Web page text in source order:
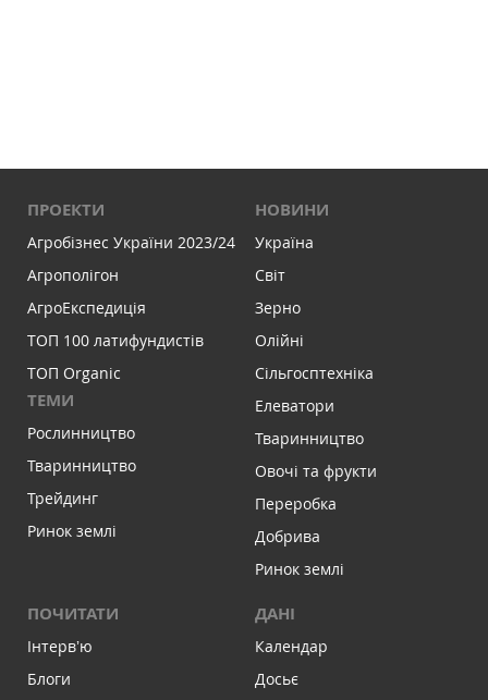
ПРОЕКТИ
Агробізнес України 2023/24
Агрополігон
АгроЕкспедиція
ТОП 100 латифундистів
ТОП Organic
ТЕМИ
Рослинництво
Тваринництво
Трейдинг
Ринок землі
НОВИНИ
Україна
Світ
Зерно
Олійні
Сільгосптехніка
Елеватори
Тваринництво
Овочі та фрукти
Переробка
Добрива
Ринок землі
ПОЧИТАТИ
Інтервʼю
Блоги
ДАНІ
Календар
Досьє